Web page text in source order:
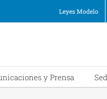
Leyes Modelo
y Prensa